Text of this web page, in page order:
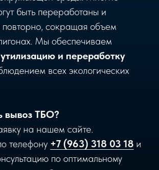
быть переработаны и
повторно, сокращая объем
Мы обеспечиваем
и переработку
всех экологических
вывоз ТБО?
на нашем сайте.
телефону +7 (963) 318 03 18 и
по оптимальному